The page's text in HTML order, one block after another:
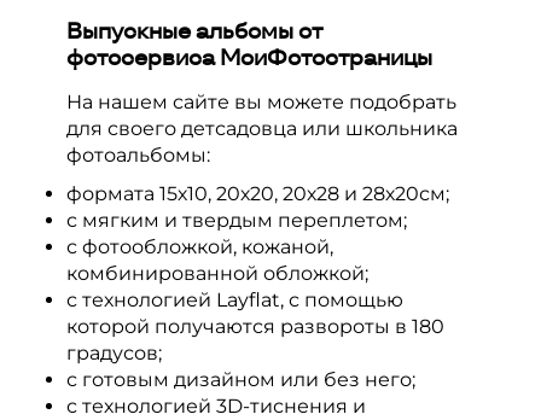
Возможна ли срочная доставка?
Срочная доставка возможна только, если
вы самостоятельно закажете курьера.
Выпускные альбомы от
фотосервиса МоиФотостраницы
На нашем сайте вы можете подобрать
для своего детсадовца или школьника
фотоальбомы:
формата 15х10, 20х20, 20х28 и 28х20см;
с мягким и твердым переплетом;
с фотообложкой, кожаной,
комбинированной обложкой;
с технологией Layflat, с помощью
которой получаются развороты в 180
градусов;
с готовым дизайном или без него;
с технологией 3D-тиснения и